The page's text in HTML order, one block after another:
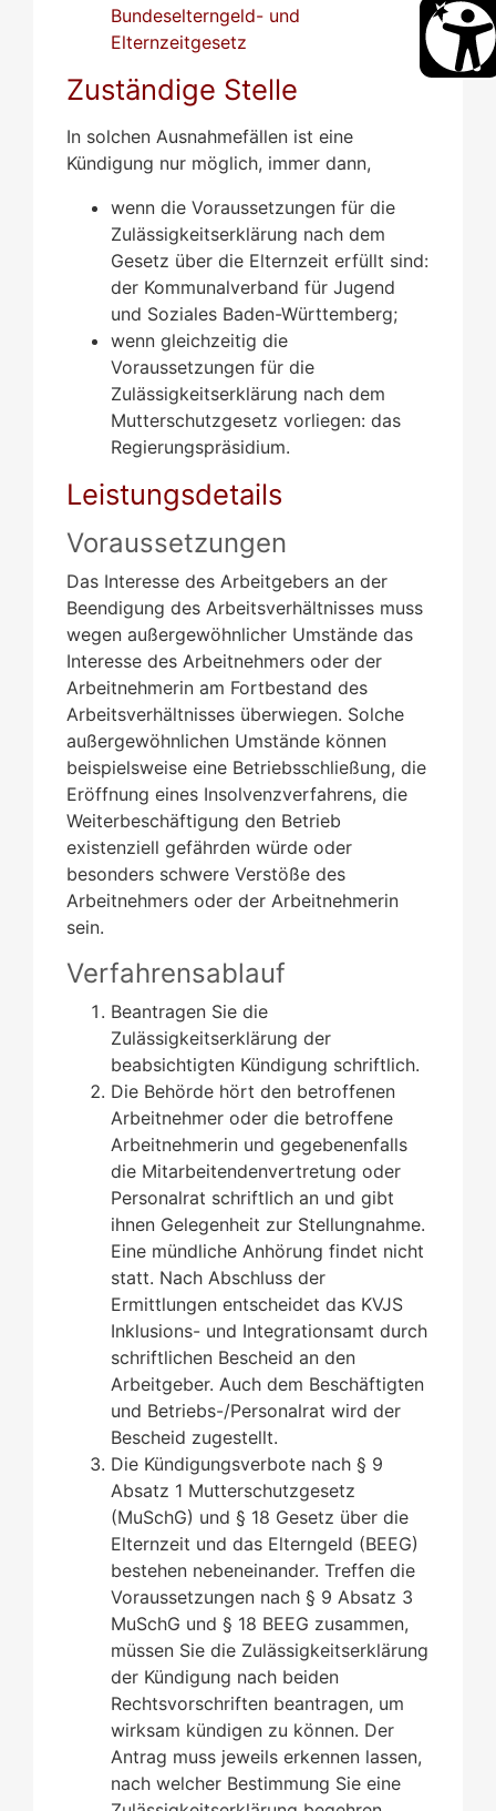
Bundeselterngeld- und
Elternzeitgesetz
Zuständige Stelle
In solchen Ausnahmefällen ist eine
Kündigung nur möglich, immer dann,
wenn die Voraussetzungen für die
Zulässigkeitserklärung nach dem
Gesetz über die Elternzeit erfüllt sind:
der Kommunalverband für Jugend
und Soziales Baden-Württemberg;
wenn gleichzeitig die
Voraussetzungen für die
Zulässigkeitserklärung nach dem
Mutterschutzgesetz vorliegen: das
Regierungspräsidium.
Leistungsdetails
Voraussetzungen
Das Interesse des Arbeitgebers an der
Beendigung des Arbeitsverhältnisses muss
wegen außergewöhnlicher Umstände das
Interesse des Arbeitnehmers oder der
Arbeitnehmerin am Fortbestand des
Arbeitsverhältnisses überwiegen. Solche
außergewöhnlichen Umstände können
beispielsweise eine Betriebsschließung, die
Eröffnung eines Insolvenzverfahrens, die
Weiterbeschäftigung den Betrieb
existenziell gefährden würde oder
besonders schwere Verstöße des
Arbeitnehmers oder der Arbeitnehmerin
sein.
Verfahrensablauf
Beantragen Sie die
Zulässigkeitserklärung der
beabsichtigten Kündigung schriftlich.
Die Behörde hört den betroffenen
Arbeitnehmer oder die betroffene
Arbeitnehmerin und gegebenenfalls
die Mitarbeitendenvertretung oder
Personalrat schriftlich an und gibt
ihnen Gelegenheit zur Stellungnahme.
Eine mündliche Anhörung findet nicht
statt. Nach Abschluss der
Ermittlungen entscheidet das KVJS
Inklusions- und Integrationsamt durch
schriftlichen Bescheid an den
Arbeitgeber. Auch dem Beschäftigten
und Betriebs-/Personalrat wird der
Bescheid zugestellt.
Die Kündigungsverbote nach § 9
Absatz 1 Mutterschutzgesetz
(MuSchG) und § 18 Gesetz über die
Elternzeit und das Elterngeld (BEEG)
bestehen nebeneinander. Treffen die
Voraussetzungen nach § 9 Absatz 3
MuSchG und § 18 BEEG zusammen,
müssen Sie die Zulässigkeitserklärung
der Kündigung nach beiden
Rechtsvorschriften beantragen, um
wirksam kündigen zu können. Der
Antrag muss jeweils erkennen lassen,
nach welcher Bestimmung Sie eine